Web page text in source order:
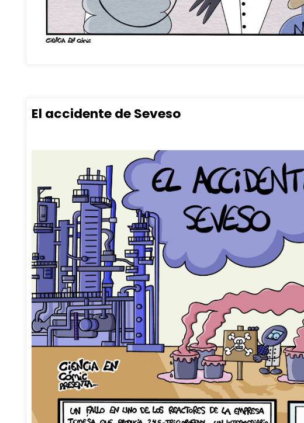
El accidente de Seveso